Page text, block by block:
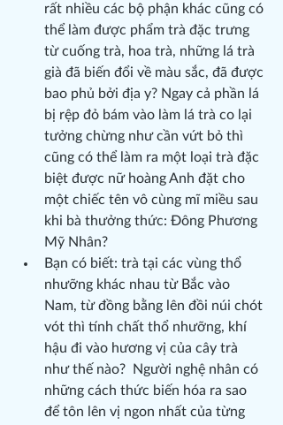
rất nhiều các bộ phận khác cũng có
thể làm được phẩm trà đặc trưng
từ cuống trà, hoa trà, những lá trà
già đã biến đổi về màu sắc, đã được
bao phủ bởi địa y? Ngay cả phần lá
bị rệp đỏ bám vào làm lá trà co lại
tưởng chừng như cần vứt bỏ thì
cũng có thể làm ra một loại trà đặc
biệt được nữ hoàng Anh đặt cho
một chiếc tên vô cùng mĩ miều sau
khi bà thưởng thức: Đông Phương
Mỹ Nhân?
Bạn có biết: trà tại các vùng thổ
nhưỡng khác nhau từ Bắc vào
Nam, từ đồng bằng lên đồi núi chót
vót thì tính chất thổ nhưỡng, khí
hậu đi vào hương vị của cây trà
như thế nào?  Người nghệ nhân có
những cách thức biến hóa ra sao
để tôn lên vị ngon nhất của từng